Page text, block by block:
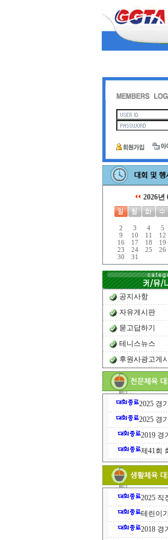
2026년
2
3 4 5
9
10 11 12
16
17 18 19
23
24 25 26
30
31
공지사항
자유게시판
묻고답하기
테니스뉴스
후원사광고게
2025 경
2025 경
2019 경
제41회
2025 직
테린이
2018 경